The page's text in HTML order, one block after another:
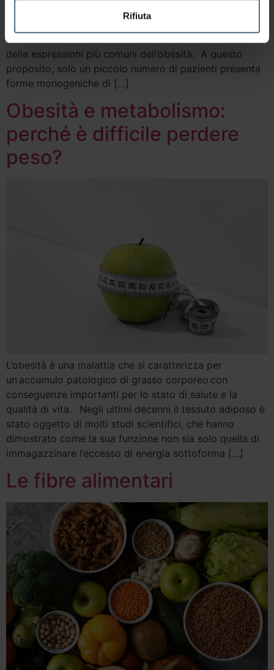
Rifiuta
sulla sua epidemiologia. Infatti, è stato riportato nella
contribuiscono fino al 25% nella determinazione anche
delle espressioni più comuni dell’obesità. A questo
proposito, solo un piccolo numero di pazienti presenta
forme monogeniche di […]
Obesità e metabolismo:
perché è difficile perdere
peso?
L’obesità è una malattia che si caratterizza per
un accumulo patologico di grasso corporeo con
conseguenze importanti per lo stato di salute e la
qualità di vita. Negli ultimi decenni il tessuto adiposo è
stato oggetto di molti studi scientifici, che hanno
dimostrato come la sua funzione non sia solo quella di
immagazzinare l’eccesso di energia sottoforma […]
Le fibre alimentari